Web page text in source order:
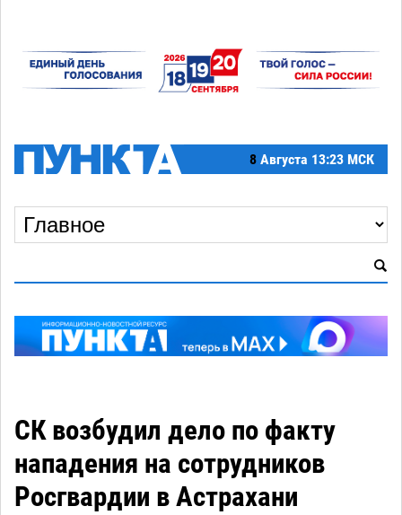
8 Августа 13:23 МСК
СК возбудил дело по факту
нападения на сотрудников
Росгвардии в Астрахани